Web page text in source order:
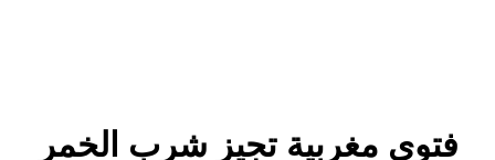
فتوى مغربية تجيز شرب الخمر